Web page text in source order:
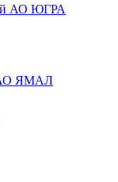
АО ЮГРА
АО ЯМАЛ